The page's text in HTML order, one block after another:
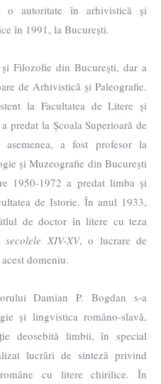
autoritate în arhivistică și
în 1991, la București.
Filozofie din București, dar a
de Arhivistică și Paleografie.
la Facultatea de Litere și
predat la Școala Superioară de
a fost profesor la
și Muzeografie din București
1950-1972 a predat limba și
de Istorie. În anul 1933,
de doctor în litere cu teza
XIV-XV, o lucrare de
domeniu.
Damian P. Bogdan s-a
și lingvistica româno-slavă,
deosebită limbii, în special
lucrări de sinteză privind
cu litere chirilice. În